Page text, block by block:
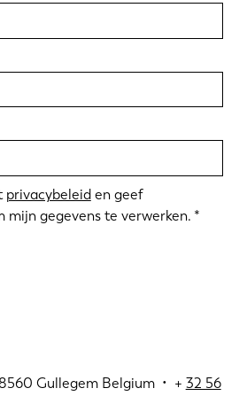
Gullegem Belgium • + 32 56
privacybeleiden geef
mijn gegevens te verwerken.